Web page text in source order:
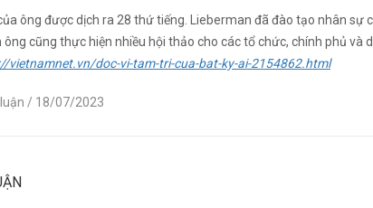
ông được dịch ra 28 thứ tiếng. Lieberman đã đào tạo nhân sự
ông cũng thực hiện nhiều hội thảo cho các tổ chức, chính phủ và
vietnamnet.vn/doc-vi-tam-tri-cua-bat-ky-ai-2154862.html
/ 18/07/2023